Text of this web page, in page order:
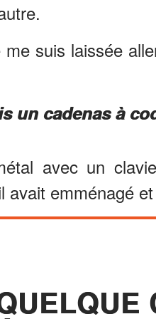
suis laissée
un cadenas à
avec un
avait emménagé